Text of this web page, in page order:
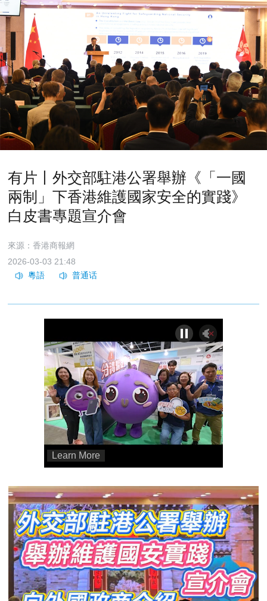
有片丨外交部駐港公署舉辦《「一國
兩制」下香港維護國家安全的實踐》
白皮書專題宣介會
來源：香港商報網
2026-03-03 21:48